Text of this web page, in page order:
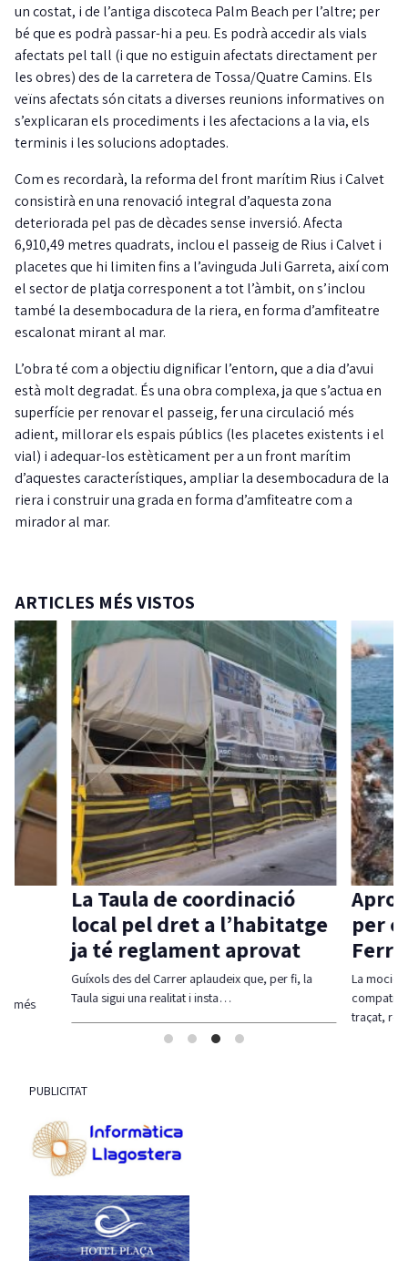
un costat, i de l’antiga discoteca Palm Beach per l’altre; per
bé que es podrà passar-hi a peu. Es podrà accedir als vials
afectats pel tall (i que no estiguin afectats directament per
les obres) des de la carretera de Tossa/Quatre Camins. Els
veïns afectats són citats a diverses reunions informatives on
s’explicaran els procediments i les afectacions a la via, els
terminis i les solucions adoptades.
Com es recordarà, la reforma del front marítim Rius i Calvet
consistirà en una renovació integral d’aquesta zona
deteriorada pel pas de dècades sense inversió. Afecta
6,910,49 metres quadrats, inclou el passeig de Rius i Calvet i
placetes que hi limiten fins a l’avinguda Juli Garreta, així com
el sector de platja corresponent a tot l’àmbit, on s’inclou
també la desembocadura de la riera, en forma d’amfiteatre
escalonat mirant al mar.
L’obra té com a objectiu dignificar l’entorn, que a dia d’avui
està molt degradat. És una obra complexa, ja que s’actua en
superfície per renovar el passeig, fer una circulació més
adient, millorar els espais públics (les placetes existents i el
vial) i adequar-los estèticament per a un front marítim
d’aquestes característiques, ampliar la desembocadura de la
riera i construir una grada en forma d’amfiteatre com a
mirador al mar.
ARTICLES MÉS VISTOS
més
La Taula de coordinació
local pel dret a l’habitatge
ja té reglament aprovat
Guíxols des del Carrer aplaudeix que, per fi, la
Taula sigui una realitat i insta…
per
La moció
traçat,
PUBLICITAT